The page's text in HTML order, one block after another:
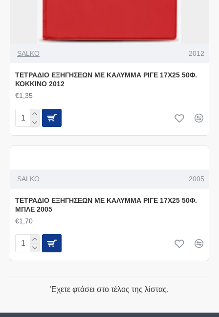
SALKO 2012
ΤΕΤΡΑΔΙΟ ΕΞΗΓΗΣΕΩΝ ΜΕ ΚΑΛΥΜΜΑ ΡΙΓΕ 17Χ25 50Φ.
ΚΟΚΚΙΝΟ 2012
€1,35
SALKO 2005
ΤΕΤΡΑΔΙΟ ΕΞΗΓΗΣΕΩΝ ΜΕ ΚΑΛΥΜΜΑ ΡΙΓΕ 17Χ25 50Φ.
ΜΠΛΕ 2005
€1,70
Έχετε φτάσει στο τέλος της λίστας.